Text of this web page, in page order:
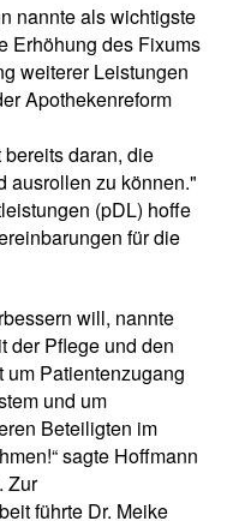
nannte als wichtigste
Erhöhung des Fixums
weiterer Leistungen
Apothekenreform
daran, die
ausrollen zu können."
(pDL) hoffe
für die
will, nannte
der Pflege und den
Patientenzugang
und um
Beteiligten im
sagte Hoffmann
Zur
führte Dr. Meike